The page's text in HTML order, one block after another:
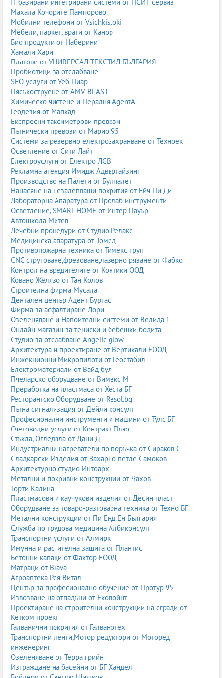
IT базирани интегрирани системи от ПСИТ сервиз
Махала Кочорите Пампорово
Мобилни телефони от Vsichkistoki
Мебели, паркет, врати от Канор
Био продукти от Наберини
Хамали Хари
Платове от УНИВЕРСАЛ ТЕКСТИЛ БЪЛГАРИЯ
Пробиотици за отслабване
SEO услуги от Уеб Пиар
Пясъкоструене от AMV BLAST
Химическо чистене и Пералня AgentA
Геодезия от Мапкад
Експресни таксиметрови превози
Пътнически превози от Марио 95
Системи за резервно електрозахранване от Техноек
Осветление от Сити Лайт
Електроуслуги от Електро ЛСВ
Рекламна агенция Имидж Адвъртайзинг
Производство на Палети от Булпалет
Нанасяне на незалепващи покрития от Ейч Пи Ди
Лабораторна Апаратура от Пролаб инструменти
Осветление, SMART HOME от Интер Пауър
Автошкола Митев
Лечебни процедури от Студио Релакс
Медицинска апаратура от Томед
Противопожарна техника от Тимекс груп
CNC струговане,фрезоване,лазерно рязане от Фабко
Контрол на вредителите от Контики ООД
Ковано Желязо от Тан Колов
Строителна фирма Мусала
Дентален център Адент Бургас
Фирма за асфалтиране Лори
Озеленяване и Напоителни системи от Велида 1
Онлайн магазин за тениски и бебешки бодита
Студио за отслабване Angelic glow
Архитектура и проектиране от Вертикали ЕООД
Инжекционни Микропилоти от Геостабил
Електроматериали от Вайд бул
Пчеларско оборудване от Вимекс М
Преработка на пластмаса от Хеста БГ
Ресторантско Оборудване от Resol.bg
Пътна сигнализация от Дейли консулт
Професионални инструменти и машини от Тулс БГ
Счетоводни услуги от Контракт Плюс
Стъкла, Огледала от Дани Д
Индустриални нагреватели по поръчка от Сираков С
Сладкарски Изделия от Захарно петле Самоков
Архитектурно студио Интоарх
Метални и покривни конструкции от Чахов
Торти Калина
Пластмасови и каучукови изделия от Десин пласт
Оборудване за товаро-разтоварна техника от Техно БГ
Метални конструкции от Пи Енд Ен България
Служба по трудова медицина Албиконсулт
Транспортни услуги от Алмирк
Имунна и растителна защита от Плантис
Бетонни капаци от Фактор ЕООД
Матраци от Brava
Агроаптека Рея Витал
Център за професионално обучение от Протур 95
Извозване на отпадъци от Екопойнт
Проектиране на строителни конструкции на сгради от
Кетком проект
Галванични покрития от Галванотех
Транспортни ленти,Мотор редуктори от Моторед
инженеринг
Озеленяване от Терра грийн
Изграждане на басейни от БГ Хандел